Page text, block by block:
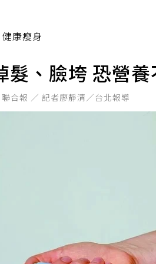
健康瘦身
髮、臉垮 恐營
聯合報 ／ 記者廖靜清／台北報導